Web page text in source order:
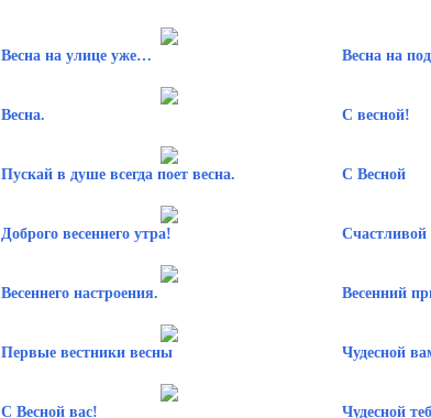
Весна на улице уже… Весна на
Весна. С весной!
Пускай в душе всегда поет весна. С Весной
Доброго весеннего утра! Счастливой
Весеннего настроения. Весенний
Первые вестники весны Чудесной
С Весной вас! Чудесной